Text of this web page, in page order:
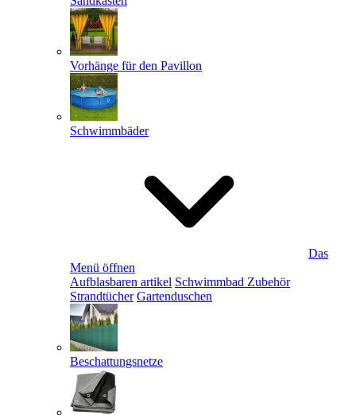
Vorhänge für den Pavillon
Schwimmbäder
Das
Menü öffnen
Aufblasbaren artikel Schwimmbad Zubehör
Strandtücher Gartenduschen
Beschattungsnetze